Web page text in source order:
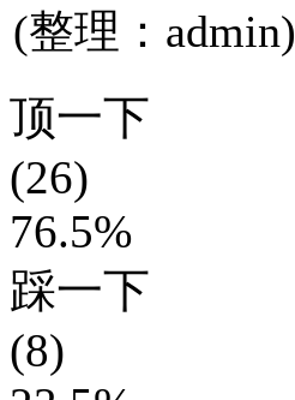
(整理：admin)
顶一下
(26)
76.5%
踩一下
(8)